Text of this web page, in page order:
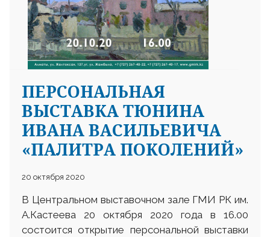
ПЕРСОНАЛЬНАЯ
ВЫСТАВКА ТЮНИНА
ИВАНА ВАСИЛЬЕВИЧА
«ПАЛИТРА ПОКОЛЕНИЙ»
20 октября 2020
В Центральном выставочном зале ГМИ РК им.
А.Кастеева 20 октября 2020 года в 16.00
состоится открытие персональной выставки